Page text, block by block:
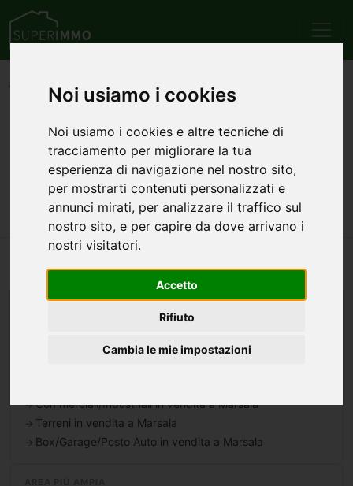
Noi usiamo i cookies
Noi usiamo i cookies e altre tecniche di
tracciamento per migliorare la tua
esperienza di navigazione nel nostro sito,
per mostrarti contenuti personalizzati e
annunci mirati, per analizzare il traffico sul
nostro sito, e per capire da dove arrivano i
nostri visitatori.
Accetto
Rifiuto
Cambia le mie impostazioni
Vendita
Attività commerciali
Annunci di attività
commerciali in vendita a
Marsala
ALTRE CATEGORIE
Attici in vendita a Marsala
Commerciali/Industriali in vendita a Marsala
Terreni in vendita a Marsala
Box/Garage/Posto Auto in vendita a Marsala